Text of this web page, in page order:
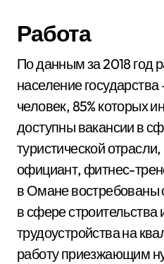
Работа
По данным за 2018 год
население
человек, 85% которых
доступны вакансии в
туристической
официант, фитнес-
в Омане
в сфере строительства
трудоустройства на
работу приезжающим